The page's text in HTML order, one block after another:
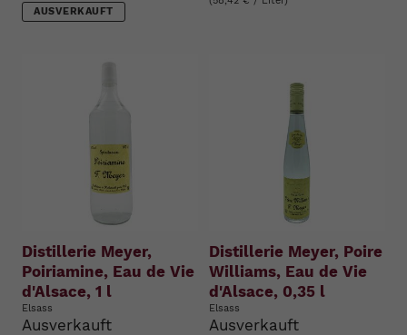
AUSVERKAUFT
Distillerie Meyer,
Poiriamine, Eau de Vie
d'Alsace, 1 l
Elsass
Ausverkauft
Distillerie Meyer, Poire
Williams, Eau de Vie
d'Alsace, 0,35 l
Elsass
Ausverkauft